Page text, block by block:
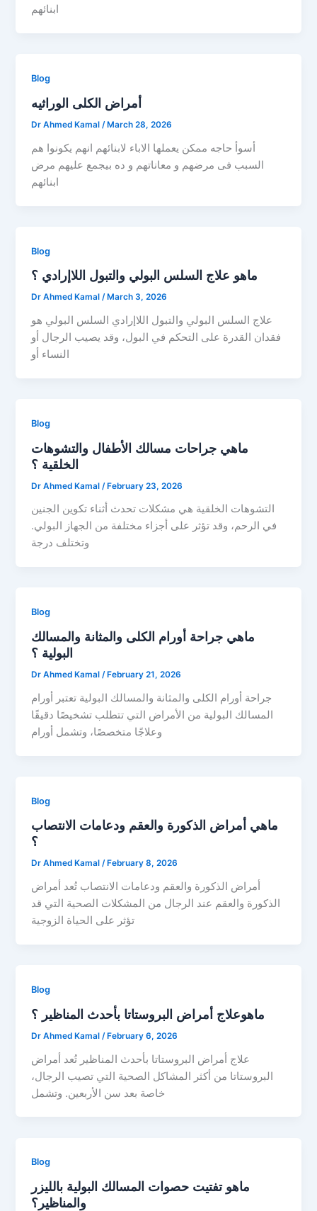
ابنائهم
Blog
أمراض الكلى الوراثيه
Dr Ahmed Kamal/March 28, 2026
أسوأ حاجه ممكن يعملها الاباء لابنائهم انهم يكونوا هم
السبب فى مرضهم و معاناتهم و ده بيجمع عليهم مرض
ابنائهم
Blog
ماهو علاج السلس البولي والتبول اللاإرادي ؟
Dr Ahmed Kamal/ March 3, 2026
علاج السلس البولي والتبول اللاإرادي السلس البولي هو
فقدان القدرة على التحكم في البول، وقد يصيب الرجال أو
النساء أو
Blog
ماهي جراحات مسالك الأطفال والتشوهات
الخلقية ؟
Dr Ahmed Kamal /February 23, 2026
التشوهات الخلقية هي مشكلات تحدث أثناء تكوين الجنين
في الرحم، وقد تؤثر على أجزاء مختلفة من الجهاز البولي.
وتختلف درجة
Blog
ماهي جراحة أورام الكلى والمثانة والمسالك
البولية ؟
Dr Ahmed Kamal/ February 21, 2026
جراحة أورام الكلى والمثانة والمسالك البولية تعتبر أورام
المسالك البولية من الأمراض التي تتطلب تشخيصًا دقيقًا
وعلاجًا متخصصًا، وتشمل أورام
Blog
ماهي أمراض الذكورة والعقم ودعامات الانتصاب
؟
Dr Ahmed Kamal/ February 8, 2026
أمراض الذكورة والعقم ودعامات الانتصاب تُعد أمراض
الذكورة والعقم عند الرجال من المشكلات الصحية التي قد
تؤثر على الحياة الزوجية
Blog
ماهوعلاج أمراض البروستاتا بأحدث المناظير ؟
Dr Ahmed Kamal /February 6, 2026
علاج أمراض البروستاتا بأحدث المناظير تُعد أمراض
البروستاتا من أكثر المشاكل الصحية التي تصيب الرجال،
خاصة بعد سن الأربعين. وتشمل
Blog
ماهو تفتيت حصوات المسالك البولية بالليزر
والمناظير؟